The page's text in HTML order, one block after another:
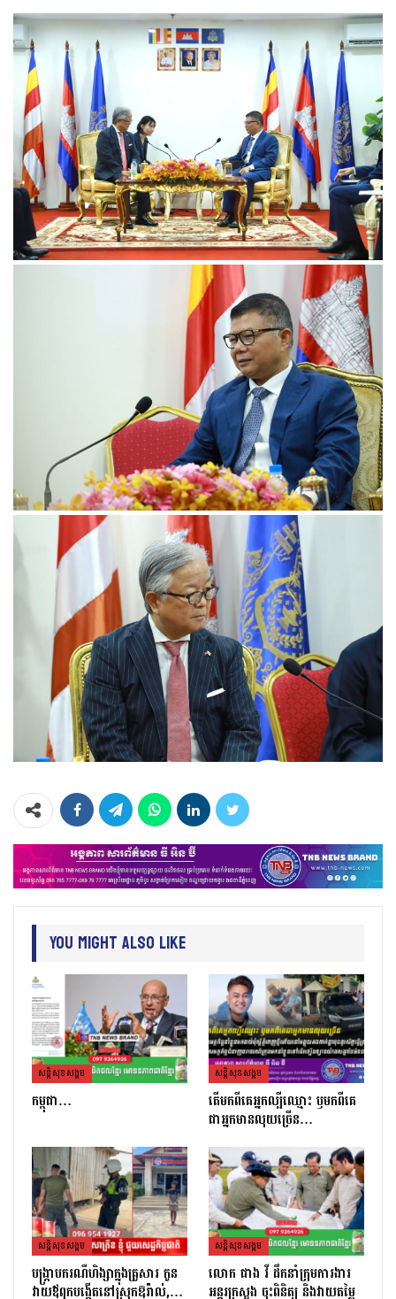
You Might Also Like
សន្តិសុខសង្គម
កម្ពុជា…
សន្តិសុខសង្គម
តេីមកពីគេអ្នកល្បីឈ្មោះ​ ឫមកពីគេ
ជាអ្នកមានលុយច្រេីន​…
សន្តិសុខសង្គម
បង្ក្រាបករណីហិង្សាក្នុងគ្រួសារ កូន
វាយឪពុកបង្កើតនៅស្រុកឱរ៉ាល់,…
សន្តិសុខសង្គម
លោក ផាង វី ដឹកនាំក្រុមការងារ
អន្តរក្រសួង ចុះពិនិត្យ និងវាយតម្លៃ